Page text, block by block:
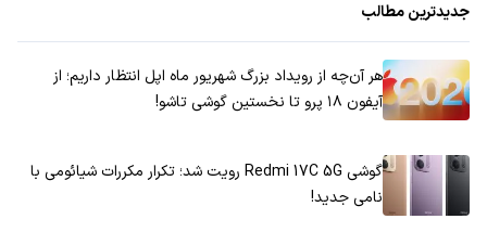
جدیدترین مطالب
هر آن‌چه از رویداد بزرگ شهریور ماه اپل انتظار داریم؛ از
آیفون ۱۸ پرو تا نخستین گوشی تاشو!
گوشی Redmi 17C 5G رویت شد؛ تکرار مکررات شیائومی با
نامی جدید!